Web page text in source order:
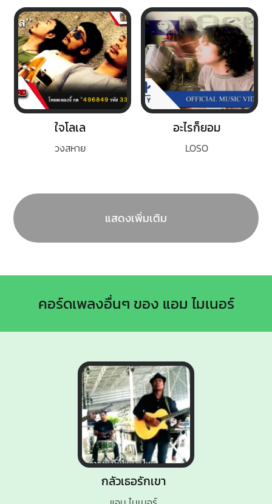
ใจโลเล
วงสหาย
อะไรก็ยอม
LOSO
แสดงเพิ่มเติม
คอร์ดเพลงอื่นๆ ของ แอม ไมเนอร์
กลัวเธอรักเขา